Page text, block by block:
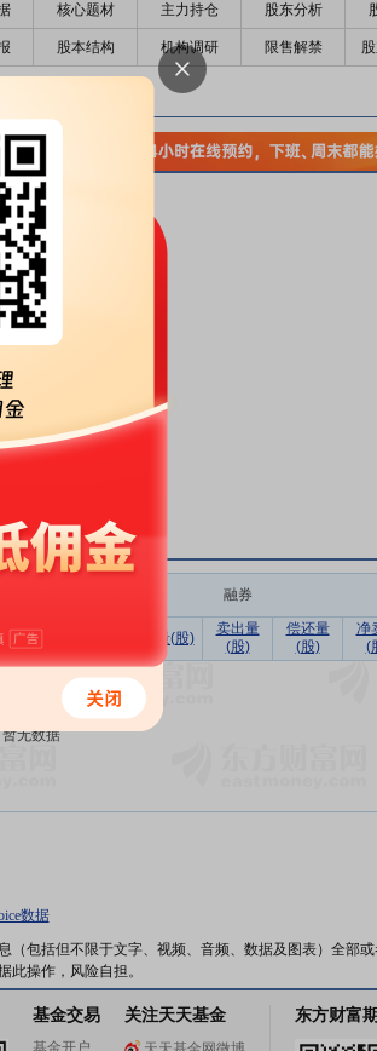
核心题材 主力持仓 股东分析
股本结构 机构调研 限售解禁
融券
净买入
(元)
余量(股)
卖出量
(股)
偿还量
(股)
净
(
暂无数据
数据
包括但不限于文字、视频、音频、数据及图表）全部
操作，风险自担。
基金交易
基金开户
关注天天基金 东方财富